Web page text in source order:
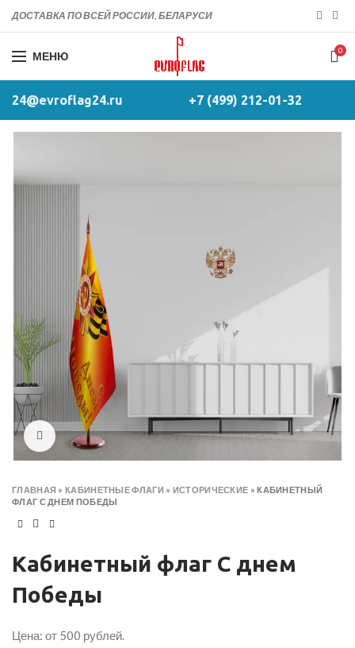
ДОСТАВКА ПО ВСЕЙ РОССИИ, БЕЛАРУСИ
МЕНЮ 0
24@evroflag24.ru +7 (499) 212-01-32
Click to enlarge
ГЛАВНАЯ »КАБИНЕТНЫЕ ФЛАГИ » ИСТОРИЧЕСКИЕ »КАБИНЕТНЫЙ
ФЛАГ С ДНЕМ ПОБЕДЫ
Кабинетный флаг С днем
Победы
Цена: от 500 рублей.